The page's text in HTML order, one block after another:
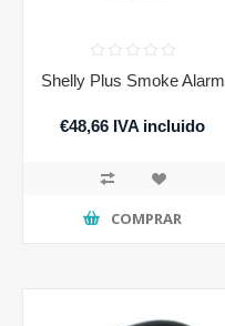
Shelly Plus Smoke Alarm
€48,66 IVA incluido
COMPRAR